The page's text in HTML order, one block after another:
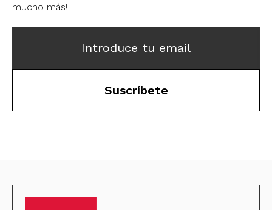
mucho más!
Introduce tu email
Suscríbete